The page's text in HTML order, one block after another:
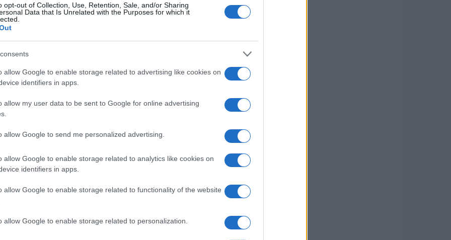
opt-out of Collection, Use, Retention, Sale, and/or Sharing
Data that Is Unrelated with the Purposes for which it
allow Google to enable storage related to advertising like cookies on
identifiers in apps.
allow my user data to be sent to Google for online advertising
allow Google to send me personalized advertising.
allow Google to enable storage related to analytics like cookies on
identifiers in apps.
allow Google to enable storage related to functionality of the website
allow Google to enable storage related to personalization.
significativo. La geopolitica influenza le
si basa non solo sul prezzo, ma anche sulla
del prodotto. In questo nuovo contesto,
priva di sostanza se non si riesce a
a quella intelligente
che le aziende italiane compiano un
. Questo processo implica l’adozione di
prendere decisioni informate in merito a
Sebbene l’automazione meccanica
è più sufficiente: è necessario passare a una
e strumenti di analisi avanzati.